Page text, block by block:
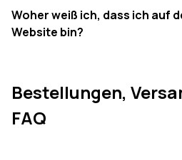
Woher weiß ich, dass ich auf
Website bin?
Bestellungen,
FAQ